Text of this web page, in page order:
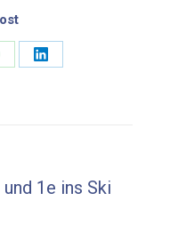
Share
1e ins Ski